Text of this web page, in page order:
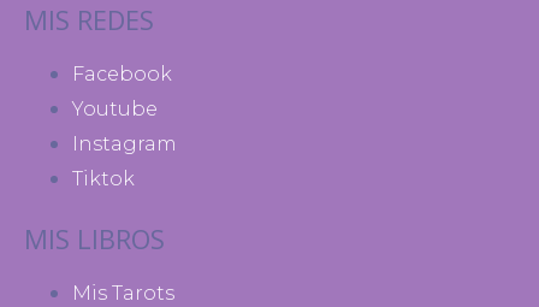
MIS REDES
Facebook
Youtube
Instagram
Tiktok
MIS LIBROS
Mis Tarots